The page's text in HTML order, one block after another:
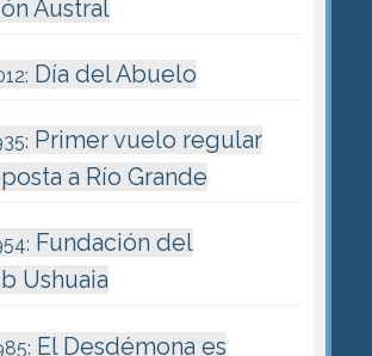
Austral
Día del Abuelo
Primer vuelo regular
a Río Grande
Fundación del
Ushuaia
El Desdémona es